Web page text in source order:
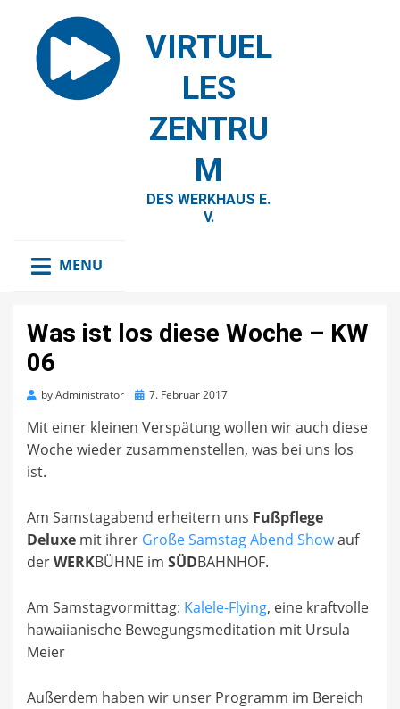
VIRTUEL
LES
ZENTRU
M
DES WERKHAUS E.
V.
MENU
Was ist los diese Woche – KW
06
byAdministrator
Posted
7. Februar 2017
Mit einer kleinen Verspätung wollen wir auch diese
Woche wieder zusammenstellen, was bei uns los
ist.
Am Samstagabend erheitern uns Fußpflege
Deluxe mit ihrer Große Samstag Abend Showauf
derWERKBÜHNE im SÜDBAHNHOF.
Am Samstagvormittag: Kalele-Flying, eine kraftvolle
hawaiianische Bewegungsmeditation mit Ursula
Meier
Außerdem haben wir unser Programm im Bereich